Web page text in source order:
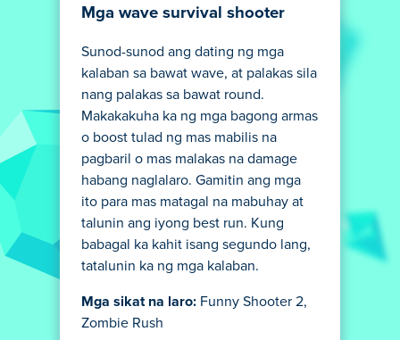
Mga wave survival shooter
Sunod-sunod ang dating ng mga
kalaban sa bawat wave, at palakas sila
nang palakas sa bawat round.
Makakakuha ka ng mga bagong armas
o boost tulad ng mas mabilis na
pagbaril o mas malakas na damage
habang naglalaro. Gamitin ang mga
ito para mas matagal na mabuhay at
talunin ang iyong best run. Kung
babagal ka kahit isang segundo lang,
tatalunin ka ng mga kalaban.
Mga sikat na laro: Funny Shooter 2,
Zombie Rush